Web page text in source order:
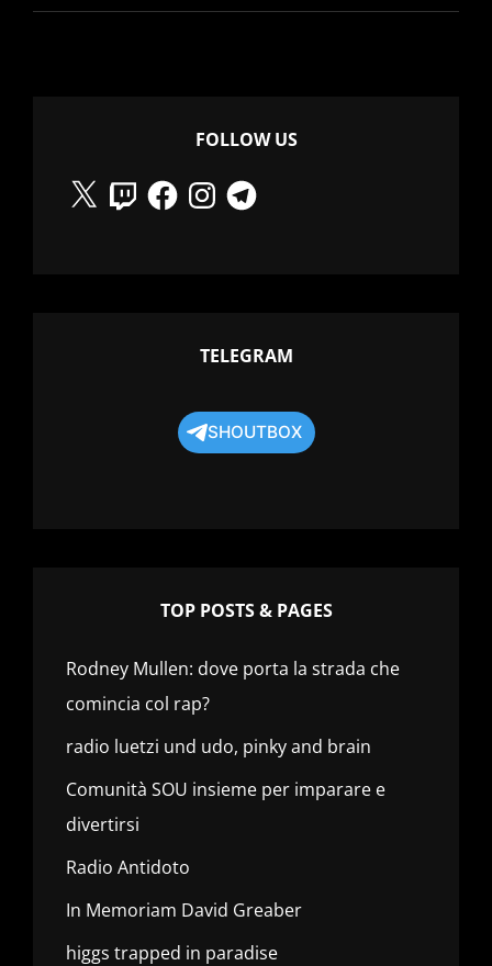
FOLLOW US
X
TwitchFacebookInstagramTelegram
TELEGRAM
SHOUTBOX
TOP POSTS & PAGES
Rodney Mullen: dove porta la strada che
comincia col rap?
radio luetzi und udo, pinky and brain
Comunità SOU insieme per imparare e
divertirsi
Radio Antidoto
In Memoriam David Greaber
higgs trapped in paradise